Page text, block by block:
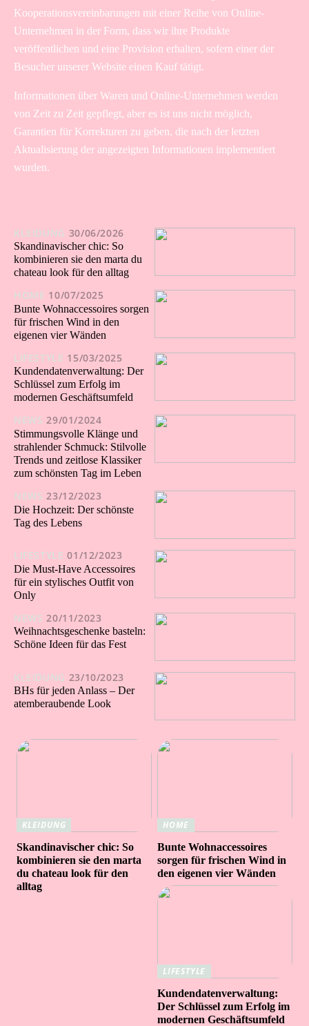
Kooperationsvereinbarungen mit einer Reihe von Online-
Unternehmen in der Form, dass wir ihre Produkte
veröffentlichen und eine Provision erhalten, sofern einer der
Besucher unserer Website einen Kauf tätigt.
Informationen über Waren und Online-Unternehmen werden
von Zeit zu Zeit gepflegt, aber es ist uns nicht möglich,
Garantien für Korrekturen zu geben, die nach der letzten
Aktualisierung der angezeigten Informationen implementiert
wurden.
KLEIDUNG 30/06/2026
Skandinavischer chic: So
kombinieren sie den marta du
chateau look für den alltag
HOME 10/07/2025
Bunte Wohnaccessoires sorgen
für frischen Wind in den
eigenen vier Wänden
LIFESTYLE 15/03/2025
Kundendatenverwaltung: Der
Schlüssel zum Erfolg im
modernen Geschäftsumfeld
NEWS 29/01/2024
Stimmungsvolle Klänge und
strahlender Schmuck: Stilvolle
Trends und zeitlose Klassiker
zum schönsten Tag im Leben
NEWS 23/12/2023
Die Hochzeit: Der schönste
Tag des Lebens
LIFESTYLE 01/12/2023
Die Must-Have Accessoires
für ein stylisches Outfit von
Only
NEWS 20/11/2023
Weihnachtsgeschenke basteln:
Schöne Ideen für das Fest
KLEIDUNG 23/10/2023
BHs für jeden Anlass – Der
atemberaubende Look
KLEIDUNG
Skandinavischer chic: So
kombinieren sie den marta
du chateau look für den
alltag
HOME
Bunte Wohnaccessoires
sorgen für frischen Wind in
den eigenen vier Wänden
LIFESTYLE
Kundendatenverwaltung:
Der Schlüssel zum Erfolg im
modernen Geschäftsumfeld